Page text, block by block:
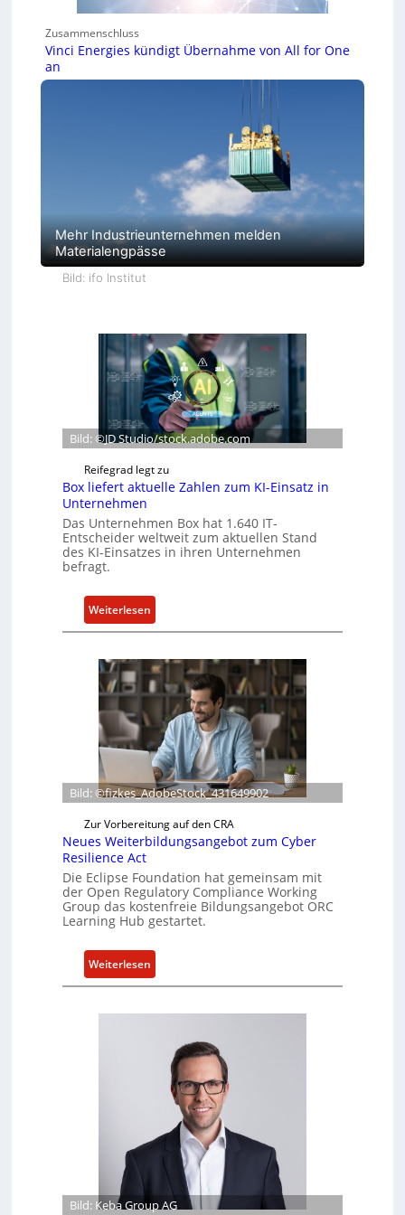
Zusammenschluss
Vinci Energies kündigt Übernahme von All for One
an
Mehr Industrieunternehmen melden
Materialengpässe
Bild: ifo Institut
Bild: ©JD Studio/stock.adobe.com
Reifegrad legt zu
Box liefert aktuelle Zahlen zum KI-Einsatz in
Unternehmen
Das Unternehmen Box hat 1.640 IT-
Entscheider weltweit zum aktuellen Stand
des KI-Einsatzes in ihren Unternehmen
befragt.
Weiterlesen
B
x
l
f
e
r
t
k
u
e
l
l
e
a
K
Bild: ©fizkes_AdobeStock_431649902
Zur Vorbereitung auf den CRA
Neues Weiterbildungsangebot zum Cyber
Resilience Act
Die Eclipse Foundation hat gemeinsam mit
der Open Regulatory Compliance Working
Group das kostenfreie Bildungsangebot ORC
Learning Hub gestartet.
Weiterlesen
N
i
Bild: Keba Group AG